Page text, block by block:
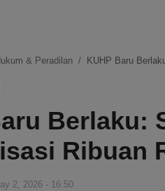
& Peradilan KUHP Baru
Berlaku:
Ribuan
2, 2026 - 16:50